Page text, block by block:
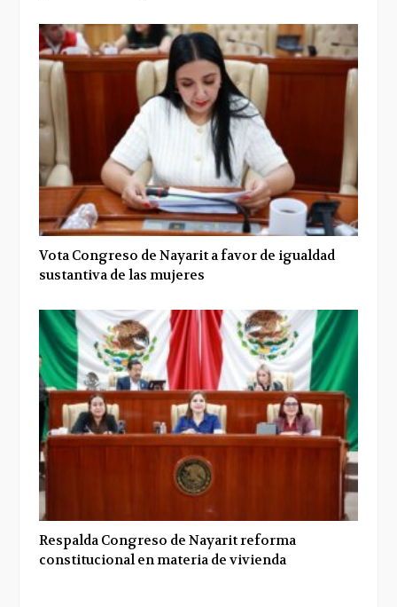
Vota Congreso de Nayarit a favor de igualdad
sustantiva de las mujeres
Respalda Congreso de Nayarit reforma
constitucional en materia de vivienda